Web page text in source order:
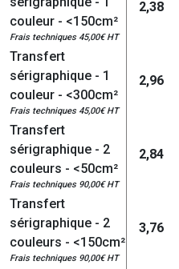
couleur - <150cm²
Frais techniques 45,00€ HT
2,38
Transfert
sérigraphique - 1
couleur - <300cm²
Frais techniques 45,00€ HT
2,96
Transfert
sérigraphique - 2
couleurs - <50cm²
Frais techniques 90,00€ HT
2,84
Transfert
sérigraphique - 2
couleurs - <150cm²
Frais techniques 90,00€ HT
3,76